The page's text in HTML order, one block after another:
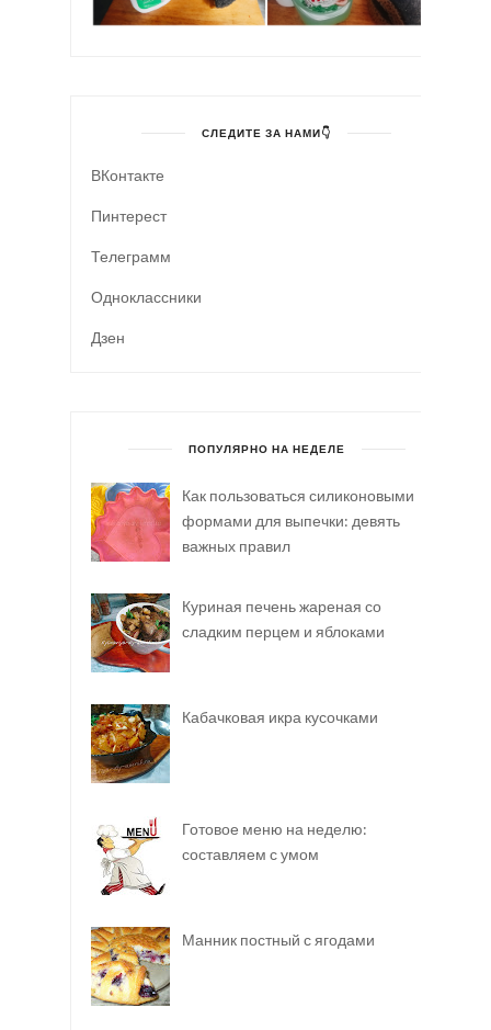
СЛЕДИТЕ ЗА НАМИ👇
ВКонтакте
Пинтерест
Телеграмм
Одноклассники
Дзен
ПОПУЛЯРНО НА НЕДЕЛЕ
Как пользоваться силиконовыми
формами для выпечки: девять
важных правил
Куриная печень жареная со
сладким перцем и яблоками
Кабачковая икра кусочками
Готовое меню на неделю:
составляем с умом
Манник постный с ягодами